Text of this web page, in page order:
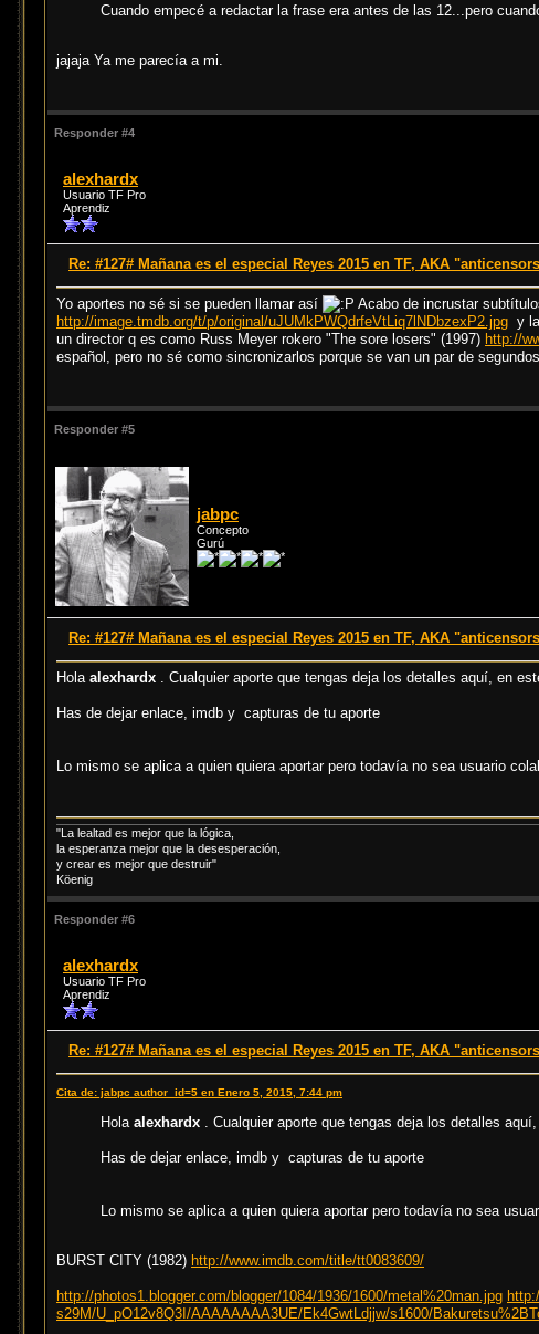
Cuando empecé a redactar la frase era antes de las 12...pero
jajaja Ya me parecía a mi.
Responder #4
alexhardx
Usuario TF Pro
Aprendiz
Re: #127# Mañana es el especial Reyes 2015 en TF, AKA
Yo aportes no sé si se pueden llamar así
Acabo de incrustar
http://image.tmdb.org/t/p/original/uJUMkPWQdrfeVtLiq7lNDbzexP2.jpg y
un director q es como Russ Meyer rokero "The sore losers" (1997) http://
español, pero no sé como sincronizarlos porque se van un par de segundos
Responder #5
jabpc
Concepto
Gurú
Re: #127# Mañana es el especial Reyes 2015 en TF, AKA
Hola alexhardx . Cualquier aporte que tengas deja los detalles aquí, en
Has de dejar enlace, imdb y capturas de tu aporte
Lo mismo se aplica a quien quiera aportar pero todavía no sea usuario
"La lealtad es mejor que la lógica,
la esperanza mejor que la desesperación,
y crear es mejor que destruir"
Köenig
Responder #6
alexhardx
Usuario TF Pro
Aprendiz
Re: #127# Mañana es el especial Reyes 2015 en TF, AKA
Cita de: jabpc author_id=5 en Enero 5, 2015, 7:44 pm
Hola alexhardx . Cualquier aporte que tengas deja los detalles
Has de dejar enlace, imdb y capturas de tu aporte
Lo mismo se aplica a quien quiera aportar pero todavía no sea
BURST CITY (1982) http://www.imdb.com/title/tt0083609/
http://photos1.blogger.com/blogger/1084/1936/1600/metal%20man.jpg
s29M/U_pO12v8Q3I/AAAAAAAA3UE/Ek4GwtLdjjw/s1600/